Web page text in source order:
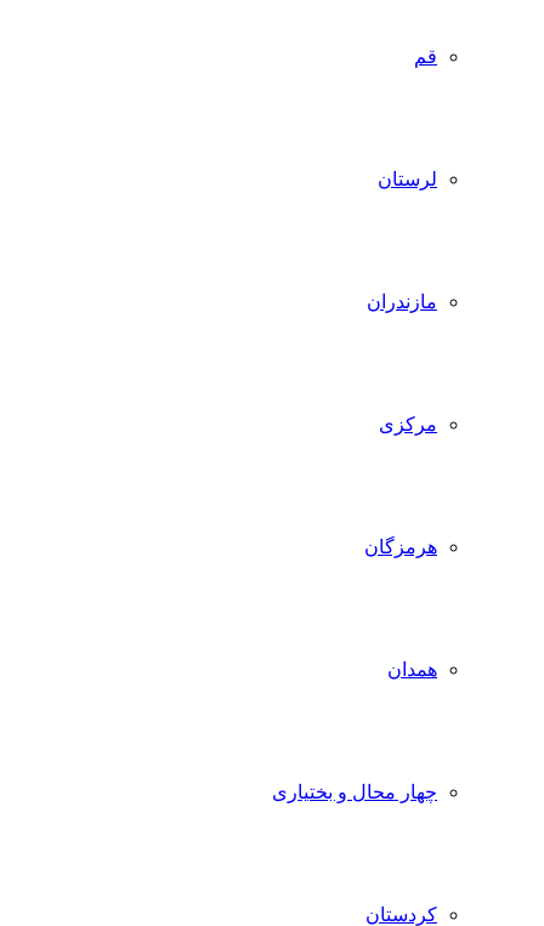
قم
لرستان
مازندران
مرکزی
هرمزگان
همدان
چهار محال و بختیاری
کردستان